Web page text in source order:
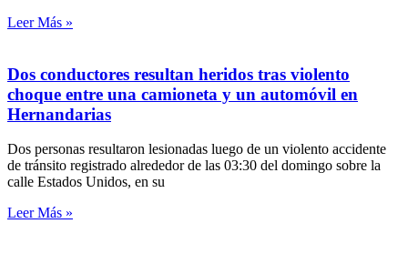
Leer Más »
Dos conductores resultan heridos tras violento
choque entre una camioneta y un automóvil en
Hernandarias
Dos personas resultaron lesionadas luego de un violento accidente
de tránsito registrado alrededor de las 03:30 del domingo sobre la
calle Estados Unidos, en su
Leer Más »